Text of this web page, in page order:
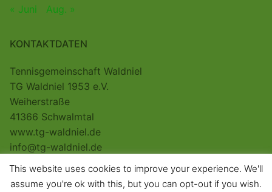
« Juni Aug. »
KONTAKTDATEN
Tennisgemeinschaft Waldniel
TG Waldniel 1953 e.V.
Weiherstraße
41366 Schwalmtal
www.tg-waldniel.de
info@tg-waldniel.de
This website uses cookies to improve your experience. We'll
assume you're ok with this, but you can opt-out if you wish.